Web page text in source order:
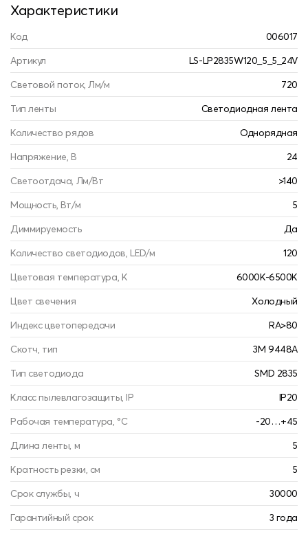
Характеристики
Код
006017
Артикул
LS-LP2835W120_5_5_24V
Световой поток, Лм/м
720
Тип ленты
Светодиодная лента
Количество рядов
Однорядная
Напряжение, В
24
Светоотдача, Лм/Вт
>140
Мощность, Вт/м
5
Диммируемость
Да
Количество светодиодов, LED/м
120
Цветовая температура, К
6000К-6500К
Цвет свечения
Холодный
Индекс цветопередачи
RA>80
Скотч, тип
3M 9448A
Тип светодиода
SMD 2835
Класс пылевлагозащиты, IP
IP20
Рабочая температура, °С
-20…+45
Длина ленты, м
5
Кратность резки, см
5
Срок службы, ч
30000
Гарантийный срок
3 года